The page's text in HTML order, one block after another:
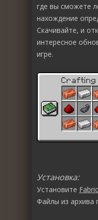
где вы сможете
нахождение
Скачивайте, и
интересное
игре.
Установка:
Установите
Файлы из архива